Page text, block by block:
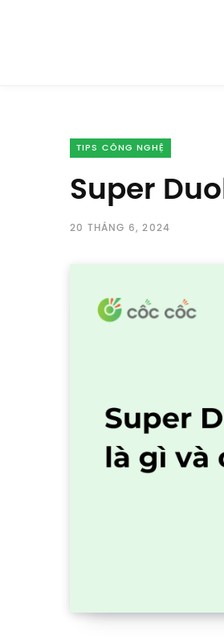
TIPS CÔNG NGHỆ
Super
20 THÁNG 6, 2024